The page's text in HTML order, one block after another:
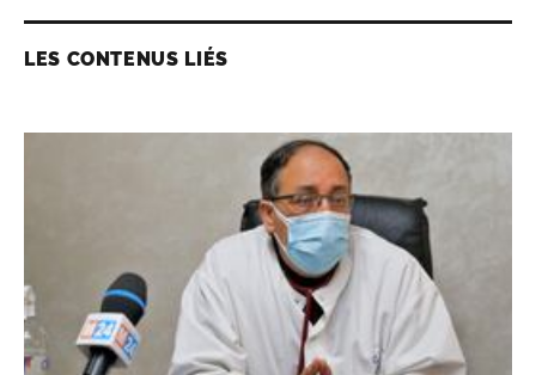
LES CONTENUS LIÉS